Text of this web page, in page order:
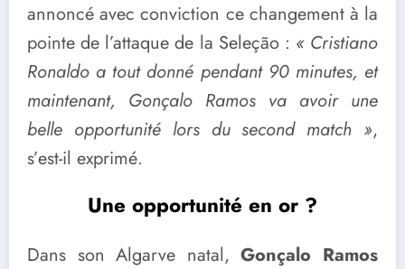
annoncé avec conviction ce changement à la
pointe de l’attaque de la Seleção : « Cristiano
Ronaldo a tout donné pendant 90 minutes, et
maintenant, Gonçalo Ramos va avoir une
belle opportunité lors du second match »,
s’est-il exprimé.
Une opportunité en or ?
Dans son Algarve natal,Gonçalo Ramos